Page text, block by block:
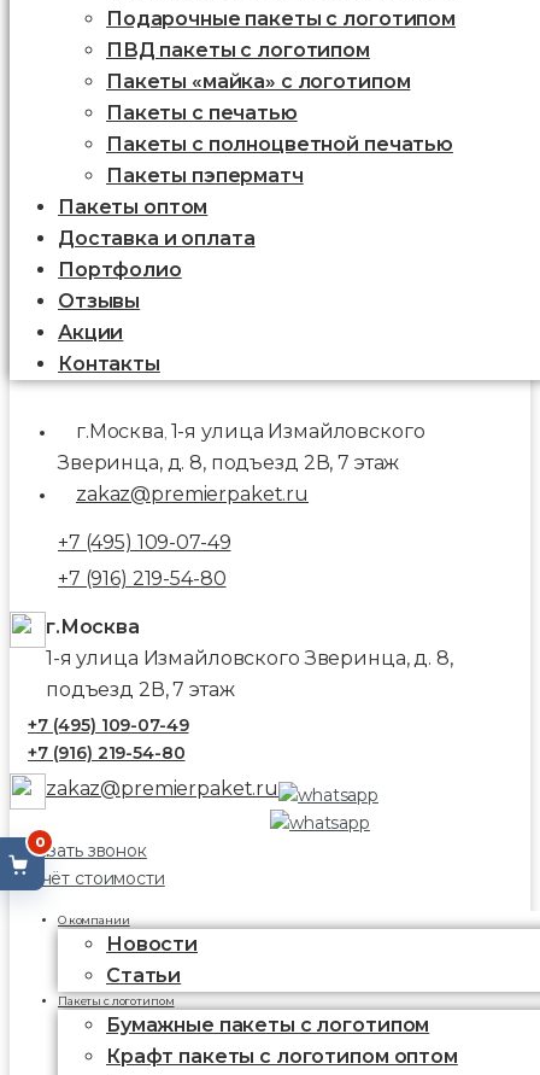
Подарочные пакеты с логотипом
ПВД пакеты с логотипом
Пакеты «майка» с логотипом
Пакеты c печатью
Пакеты с полноцветной печатью
Пакеты пэперматч
Пакеты оптом
Доставка и оплата
Портфолио
Отзывы
Акции
Контакты
г.Москва 1-я улица Измайловского
Зверинца, д. 8, подъезд 2В, 7 этаж
zakaz@premierpaket.ru
+7 (495) 109-07-49
+7 (916) 219-54-80
г.Москва
1-я улица Измайловского Зверинца, д. 8,
подъезд 2В, 7 этаж
+7 (495) 109-07-49
+7 (916) 219-54-80
zakaz@premierpaket.ru
Заказать звонок
Расчёт стоимости
0
О компании
Новости
Статьи
Пакеты с логотипом
Бумажные пакеты с логотипом
Крафт пакеты с логотипом оптом